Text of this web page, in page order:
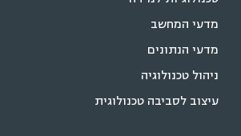
מדעי המחשב
מדעי הנתונים
ניהול טכנולוגיה
עיצוב לסביבה טכנולוגית